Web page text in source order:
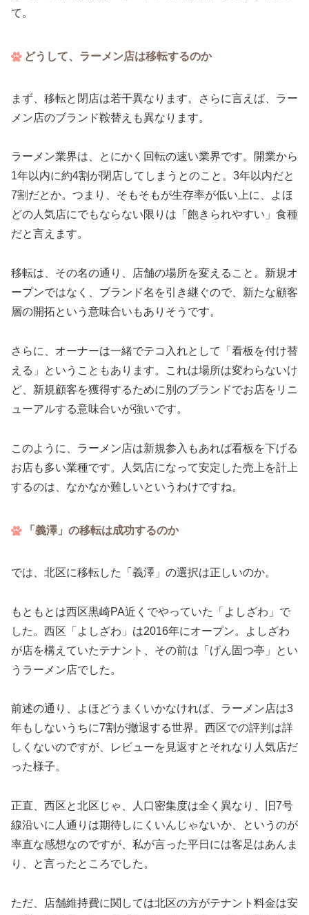
て。
どうして、ラーメン店は移転するのか
まず、移転と閉店は若干異なります。さらに言えば、ラー
メン店のブランド鞍替えも異なります。
ラーメン業界は、とにかく回転の速い業界です。開業から
1年以内に約4割が閉店してしまうとのこと。3年以内だと
7割だとか。つまり、そもそもが生存率が低い上に、よほ
どの人気店にでもならない限りは「飽きられやすい」食種
だと言えます。
移転は、その名の通り、店舗の場所を変えること。新規オ
ープンではなく、ブランド名を引き継ぐので、新たな顧客
層の開拓という意味合いもありそうです。
さらに、オーナーは一緒でテコ入れとして「看板を付け替
える」ということもあります。これは場所は変わらないけ
ど、新規顧客を獲得するために別のブランドでお店をリニ
ューアルする意味合いが強いです。
このように、ラーメン店は新規参入もあれば看板を下げる
お店も多い業種です。人気店になって安定した売上を計上
するのは、なかなか難しいというわけですね。
「義澤」の移転は成功するのか
では、北区に移転した「義澤」の選択は正しいのか。
もともとは西区黒崎PA近くでやっていた「よしざわ」で
した。西区「よしざわ」は2016年にオープン。よしざわ
が店を構えていたテナント、その前は「げん固つ亭」とい
うラーメン店でした。
前述の通り、よほどうまくいかなければ、ラーメン店は3
年もしないうちに7割が撤退する世界。西区での評判は詳
しくないのですが、レビューを見返すとそれなり人気店だ
った様子。
正直、西区と北区じゃ、人口密集度は全く異なり、旧7号
線沿いに人通りは期待しにくいんじゃないか、というのが
率直な感想なのですが、私が言った平日には客足はあんま
り、と言ったところでした。
ただ、店舗維持費に関しては北区の方がテナント料金は安